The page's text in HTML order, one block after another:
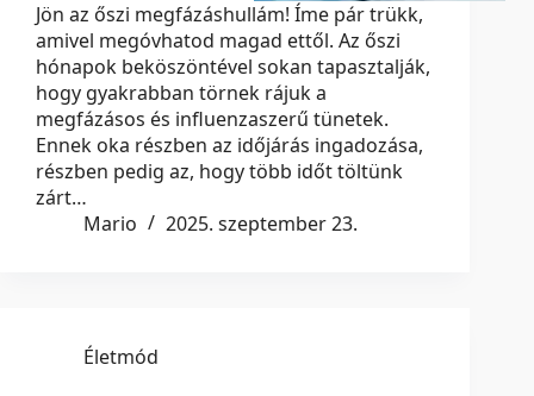
Jön az őszi megfázáshullám! Íme pár trükk,
amivel megóvhatod magad ettől. Az őszi
hónapok beköszöntével sokan tapasztalják,
hogy gyakrabban törnek rájuk a
megfázásos és influenzaszerű tünetek.
Ennek oka részben az időjárás ingadozása,
részben pedig az, hogy több időt töltünk
zárt…
Mario
2025. szeptember 23.
Életmód